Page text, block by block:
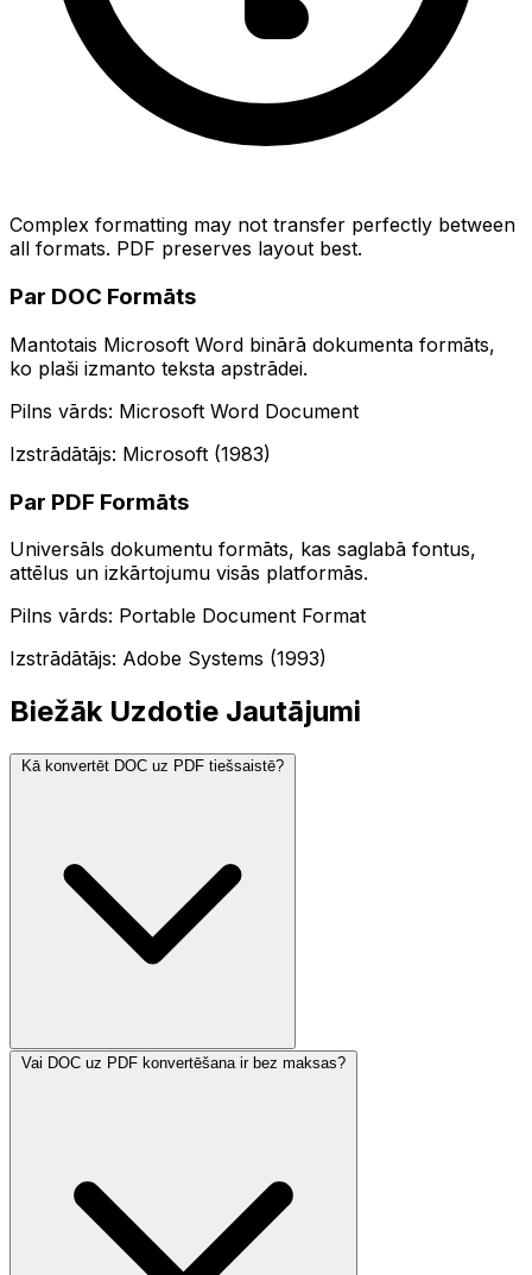
Complex formatting may not transfer perfectly between
all formats. PDF preserves layout best.
Par DOC Formāts
Mantotais Microsoft Word binārā dokumenta formāts,
ko plaši izmanto teksta apstrādei.
Pilns vārds: Microsoft Word Document
Izstrādātājs: Microsoft (1983)
Par PDF Formāts
Universāls dokumentu formāts, kas saglabā fontus,
attēlus un izkārtojumu visās platformās.
Pilns vārds: Portable Document Format
Izstrādātājs: Adobe Systems (1993)
Biežāk Uzdotie Jautājumi
Kā konvertēt DOC uz PDF tiešsaistē?
Vai DOC uz PDF konvertēšana ir bez maksas?